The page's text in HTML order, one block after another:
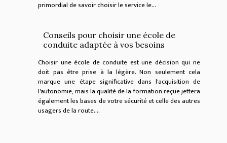
primordial de savoir choisir le service le...
Conseils pour choisir une école de
conduite adaptée à vos besoins
Choisir une école de conduite est une décision qui ne
doit pas être prise à la légère. Non seulement cela
marque une étape significative dans l'acquisition de
l'autonomie, mais la qualité de la formation reçue jettera
également les bases de votre sécurité et celle des autres
usagers de la route....